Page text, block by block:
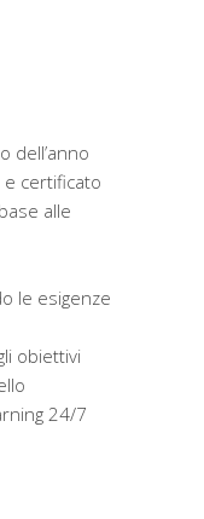
dell’anno
certificato
alle
le esigenze
obiettivi
24/7